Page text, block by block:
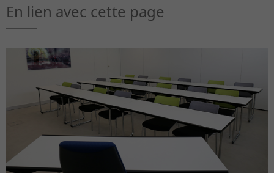
En lien avec cette page